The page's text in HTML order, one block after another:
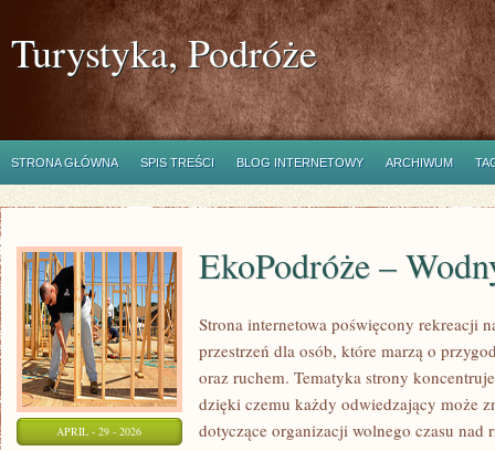
Turystyka, Podróże
STRONA GŁÓWNA SPIS TREŚCI BLOG INTERNETOWY ARCHIWUM
APRIL - 29 - 2026
EkoPodróże –
Strona internetowa poświęcony rekreacji
przestrzeń dla osób, które marzą o
oraz ruchem. Tematyka strony
dzięki czemu każdy odwiedzający może
dotyczące organizacji wolnego czasu nad